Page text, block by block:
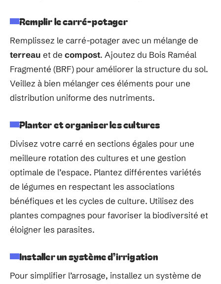
Remplir le carré-potager
Remplissez le carré-potager avec un mélange de
terreau et de compost. Ajoutez du Bois Raméal
Fragmenté (BRF) pour améliorer la structure du sol.
Veillez à bien mélanger ces éléments pour une
distribution uniforme des nutriments.
Planter et organiser les cultures
Divisez votre carré en sections égales pour une
meilleure rotation des cultures et une gestion
optimale de l’espace. Plantez différentes variétés
de légumes en respectant les associations
bénéfiques et les cycles de culture. Utilisez des
plantes compagnes pour favoriser la biodiversité et
éloigner les parasites.
Installer un système d’irrigation
Pour simplifier l’arrosage, installez un système de